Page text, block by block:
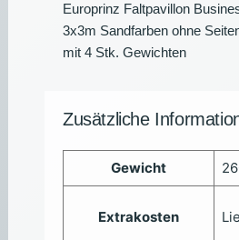
Europrinz Faltpavillon
3x3m Sandfarben ohne
mit 4 Stk. Gewichten
Zusätzliche
Gewicht
Extrakosten